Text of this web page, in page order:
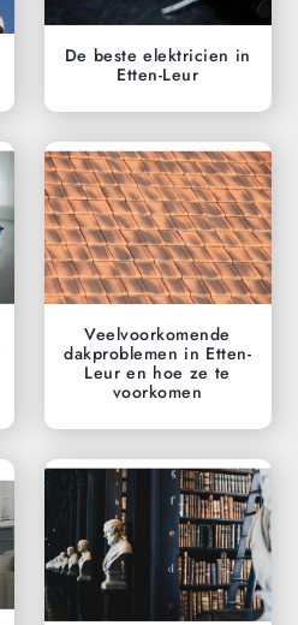
De beste elektricien in
Etten-Leur
Veelvoorkomende
dakproblemen in Etten-
Leur en hoe ze te
voorkomen